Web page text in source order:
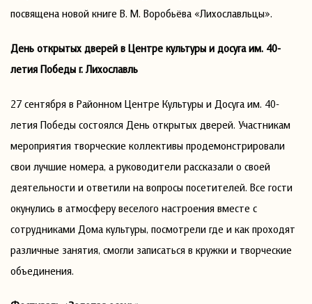
посвящена новой книге В. М. Воробьёва «Лихославльцы».
День открытых дверей в Центре культуры и досуга им. 40-
летия Победы г. Лихославль
27 сентября в Районном Центре Культуры и Досуга им. 40-
летия Победы состоялся День открытых дверей. Участникам
мероприятия творческие коллективы продемонстрировали
свои лучшие номера, а руководители рассказали о своей
деятельности и ответили на вопросы посетителей. Все гости
окунулись в атмосферу веселого настроения вместе с
сотрудниками Дома культуры, посмотрели где и как проходят
различные занятия, смогли записаться в кружки и творческие
объединения.